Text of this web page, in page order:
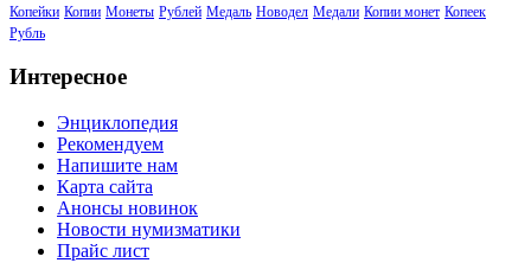
Копейки Копии Монеты Рублей Медаль Новодел Медали Копии монет Копеек
Рубль
Интересное
Энциклопедия
Рекомендуем
Напишите нам
Карта сайта
Анонсы новинок
Новости нумизматики
Прайс лист